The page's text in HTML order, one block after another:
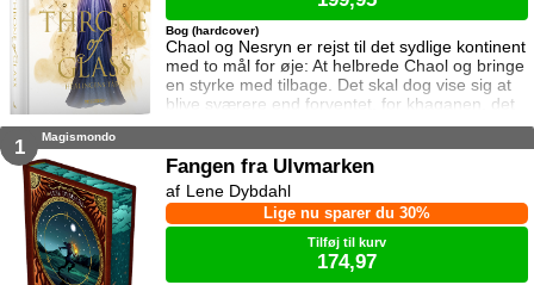
Chaol og Nesryn er rejst til det sydlige kontinent
med to mål for øje: At helbrede Chaol og bringe
en styrke med tilbage. Det skal dog vise sig at
blive sværere end forventet, for khaganen, det
sydlige kontinents mægtige leder, er i sorg og
Da en healer bliver myrdet under mystiske
omstændigheder, frygter Chaol og Nesryn at
Valkerne er fulgt efter dem til syden.
Bog (hardcover)
1 Magismondo
Fangen fra Ulvmarken
Lige nu sparer du 30%
Lene Dybdahl
Tilføj til kurv
174,97